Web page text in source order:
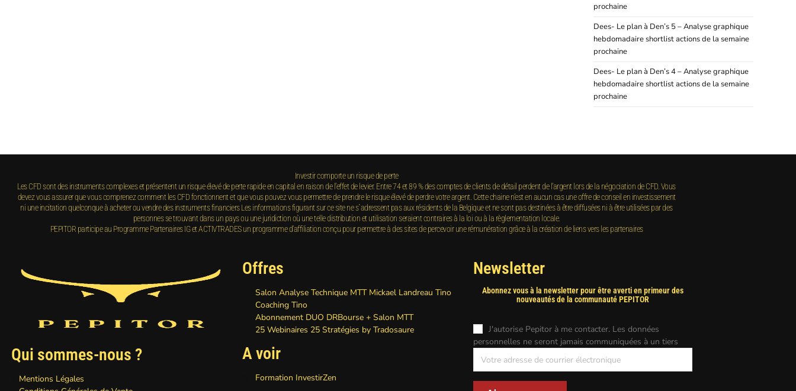
prochaine
Dees- Le plan à Den’s 5 – Analyse graphique
hebdomadaire shortlist actions de la semaine
prochaine
Dees- Le plan à Den’s 4 – Analyse graphique
hebdomadaire shortlist actions de la semaine
prochaine
Investir comporte un risque de perte
Les CFD sont des instruments complexes et présentent un risque élevé de perte rapide en capital en raison de l’effet de levier. Entre 74 et 89 % des comptes de clients de détail perdent de l’argent lors de la négociation de CFD. Vous
devez vous assurer que vous comprenez comment les CFD fonctionnent et que vous pouvez vous permettre de prendre le risque élevé de perdre votre argent. Cette chaine n’est en aucun cas une offre de conseil en investissement
ni une incitation quelconque à acheter ou vendre des instruments financiers Les informations figurant sur ce site ne s`adressent pas aux résidents de la Belgique et ne sont pas destinées à être diffusées ni à être utilisées par des
personnes se trouvant dans un pays ou une juridiction où une telle distribution et utilisation seraient contraires à la loi ou à la règlementation locale.
PEPITOR participe au Programme Partenaires IG et ACTIVTRADES un programme d’affiliation conçu pour permettre à des sites de percevoir une rémunération grâce à la création de liens vers les partenaires
Qui sommes-nous ?
Mentions Légales
Offres
Salon Analyse Technique MTT Mickael Landreau Tino
Coaching Tino
Abonnement DUO DRBourse + Salon MTT
25 Webinaires 25 Stratégies by Tradosaure
A voir
Formation InvestirZen
Newsletter
Abonnez vous à la newsletter pour être averti en primeur des
nouveautés de la communauté PEPITOR
J'autorise Pepitor à me contacter. Les données
personnelles ne seront jamais communiquées à un tiers